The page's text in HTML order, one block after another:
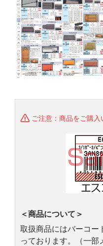
ご注意：商品をご購入
＜商品について＞
取扱商品にはバーコー
っております。（一部